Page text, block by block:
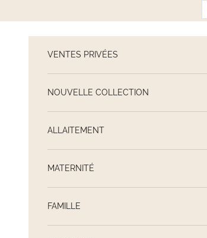
VENTES PRIVÉES
NOUVELLE COLLECTION
ALLAITEMENT
MATERNITÉ
FAMILLE